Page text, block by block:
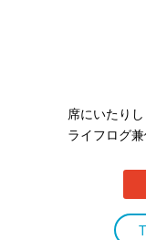
席にいたり
ライフログ兼